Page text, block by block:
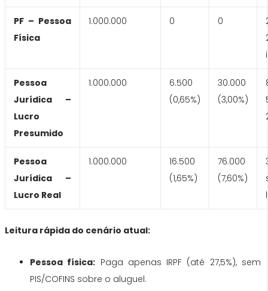
PF – Pessoa
Física
1.000.000 0 0
Pessoa
Jurídica –
Lucro
Presumido
1.000.000
6.500
(0,65%)
30.000
(3,00%)
Pessoa
Jurídica –
Lucro Real
1.000.000
16.500
(1,65%)
76.000
(7,60%)
Leitura rápida do cenário atual:
Pessoa física: Paga apenas IRPF (até 27,5%), sem
PIS/COFINS sobre o aluguel.